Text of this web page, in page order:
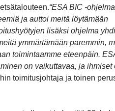
“ESA BIC -
ja auttoi meitä löytämään
lisäksi ohjelma
ymmärtämään paremmin,
toimintaamme eteenpäin.
on vaikuttavaa, ja ihmiset
toimitusjohtaja ja toinen